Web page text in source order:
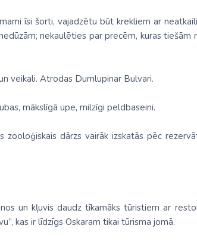
īsi šorti, vajadzētu būt krekliem ar
nekaulēties par precēm, kuras tiešām
veikali. Atrodas Dumlupinar Bulvari.
mākslīgā upe, milzīgi peldbaseini.
dārzs vairāk izskatās pēc
un kļuvis daudz tīkamāks tūristiem ar
kas ir līdzīgs Oskaram tikai tūrisma jomā.